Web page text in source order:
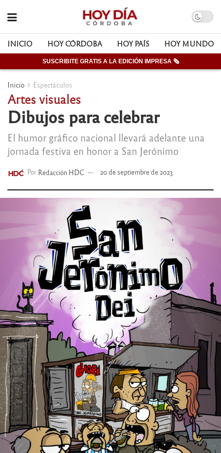
INICIO HOY CÓRDOBA HOY PAÍS HOY MUNDO
SUSCRIBITE GRATIS A LA EDICIÓN IMPRESA 🗞
Inicio Espectáculos
Artes visuales
Dibujos para celebrar
El humor gráfico nacional llevará adelante una
jornada festiva en honor a San Jerónimo
Por Redacción HDC 20 de septiembre de 2023